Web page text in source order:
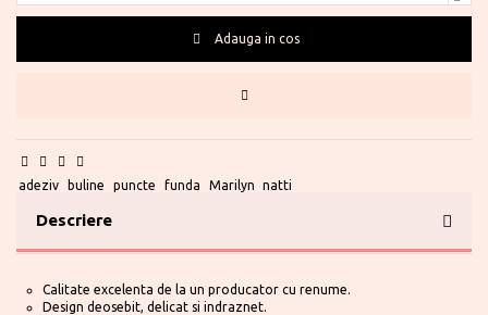
Adauga in cos
adeziv buline puncte funda Marilyn natti
Descriere
Calitate excelenta de la un producator cu renume.
Design deosebit, delicat si indraznet.